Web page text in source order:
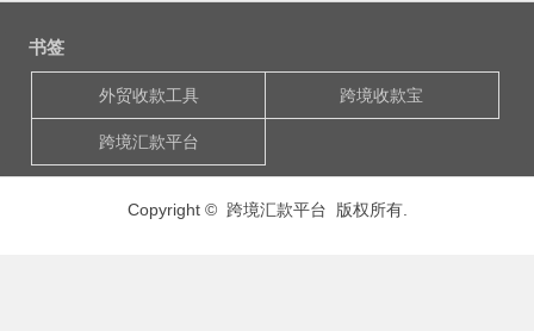
书签
外贸收款工具 跨境收款宝
跨境汇款平台
Copyright © 跨境汇款平台 版权所有.